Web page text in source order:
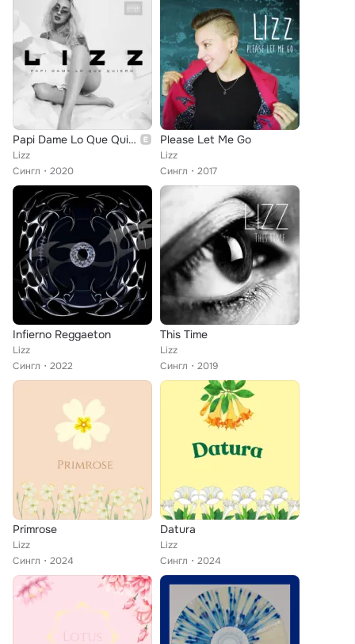
Papi Dame Lo Que Quiero
Lizz
Сингл
2020
Please Let Me Go
Lizz
Сингл
2017
Infierno Reggaeton
Lizz
Сингл
2022
This Time
Lizz
Сингл
2019
Primrose
Lizz
Сингл
2024
Datura
Lizz
Сингл
2024